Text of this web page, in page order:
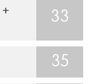
+
33
35